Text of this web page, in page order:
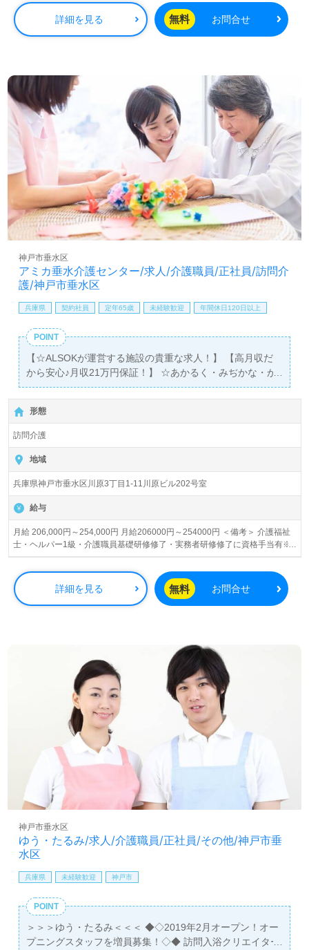
詳細を見る 無料 お問合せ
アミカ垂水介護センター/求人/介護職員/正社員/訪問介
護/神戸市垂水区
神戸市垂水区
兵庫県 契約社員 定年65歳 未経験歓迎 年間休日120日以上
POINT
【☆ALSOKが運営する施設の貴重な求人！】 【高月収だ
から安心♪月収21万円保証！】 ☆あかるく・みぢかな・か
いご☆ アミカは、あなたの成長を応援する会社です あな
たは3年後何をしていますか？ ちなみに... わたしは、「介
護福祉士になって、'良いサ責'になりたい！」 わたしは、
「事業所のリーダーになって楽しい職場を作りたい！」
形態
訪問介護
地域
兵庫県神戸市垂水区川原3丁目1-11川原ビル202号室
給与
月給 206,000円～254,000円 月給206000円～254000円 ＜備考＞ 介護福祉
士・ヘルパー1級・介護職員基礎研修修了・実務者研修修了に資格手当有※
処遇改善一時金支給
詳細を見る 無料 お問合せ
ゆう・たるみ/求人/介護職員/正社員/その他/神戸市垂
水区
神戸市垂水区
兵庫県 未経験歓迎 神戸市
POINT
＞＞＞ゆう・たるみ＜＜＜ ◆◇2019年2月オープン！オー
プニングスタッフを増員募集！◇◆ 訪問入浴クリエイター